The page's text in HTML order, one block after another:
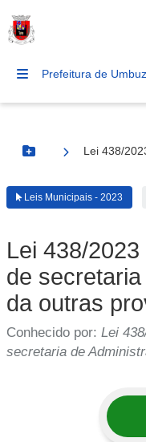
Prefeitura de
Botão Menu
Lei 438/
Leis Municipais - 2023
Lei 438/
de
da outras
Conhecido por: Lei
secretaria de